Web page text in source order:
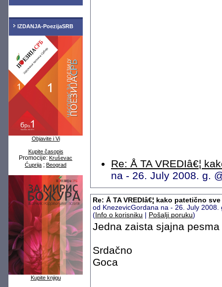
IZDANJA-PoezijaSRB
Objavite i Vi
Kupite časopis
Promocije: Kruševac
Ćuprija ; Beograd
Kupite knjigu
Re: Å TA VREDIâ€¦
na - 26. July 2008. g.
Re: Å TA VREDIâ€¦ kako patetično
od KnezevicGordana na - 26. July 2008.
( Info o korisniku Pošalji poruku)
Jedna zaista sjajna pesma
Srdačno
Goca